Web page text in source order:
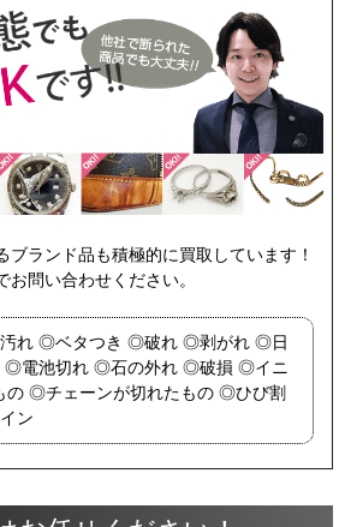
ブランド品も積極的に買取しています！
問い合わせください。
汚れ ベタつき 破れ 剥がれ
日
電池切れ 石の外れ 破損
イニ
の
チェーンが切れたもの
ひび割
ン